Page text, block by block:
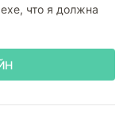
что я должна